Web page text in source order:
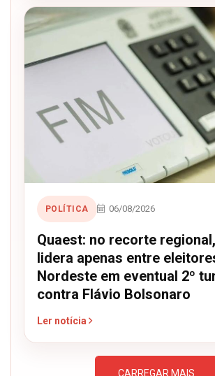
POLÍTICA 06/08/2026
Quaest: no recorte
lidera apenas entre
Nordeste em eventual 2º
contra Flávio Bolsonaro
Ler notícia
CARREGAR MAIS